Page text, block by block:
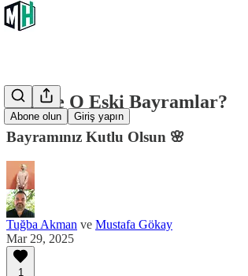
Abone olun Giriş yapın
Nerede O Eski Bayramlar?
Bayramınız Kutlu Olsun 🌸
Tuğba Akman ve Mustafa Gökay
Mar 29, 2025
1